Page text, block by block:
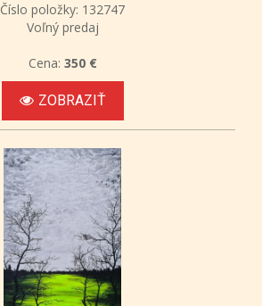
Číslo položky: 132747
Voľný predaj
Cena: 350 €
ZOBRAZIŤ